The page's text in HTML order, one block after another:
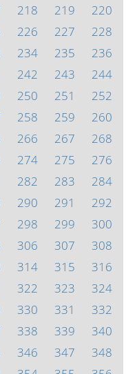
218 219
220
226 227
228
234 235
236
242 243
244
250 251
252
258 259
260
266 267
268
274 275
276
282 283
284
290 291
292
298 299
300
306 307
308
314 315
316
322 323
324
330 331
332
338 339
340
346 347
348